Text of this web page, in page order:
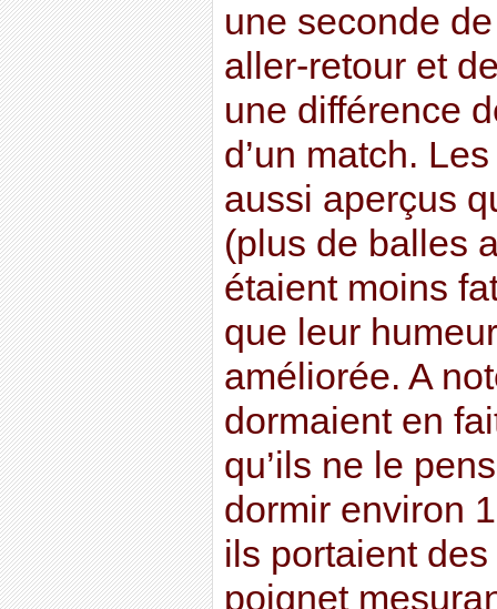
une seconde
aller-retour et
une différence
d’un match.
aussi aperçus
(plus de balles
étaient moins
que leur
améliorée. A
dormaient en
qu’ils ne le
dormir environ
ils portaient
poignet